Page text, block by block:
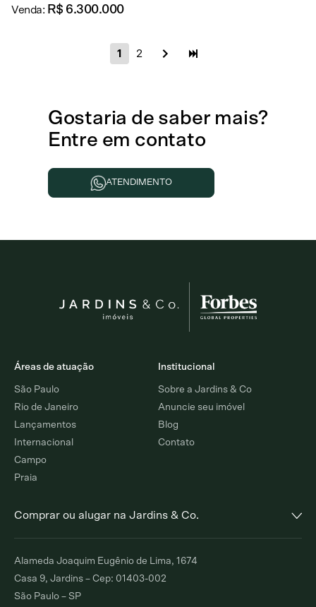
Venda: R$ 6.300.000
1 2
Gostaria de saber mais?
Entre em contato
ATENDIMENTO
Áreas de atuação
São Paulo
Rio de Janeiro
Lançamentos
Internacional
Campo
Praia
Institucional
Sobre a Jardins & Co
Anuncie seu imóvel
Blog
Contato
Comprar ou alugar na Jardins & Co.
Alto de Pinheiros
Comprar Alugar
Jardim Europa
Moema Índios
Alameda Joaquim Eugênio de Lima, 1674
Casa 9, Jardins – Cep: 01403-002
São Paulo – SP